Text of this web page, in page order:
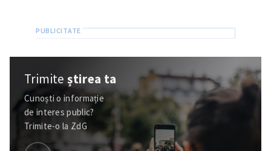
Trimiteștirea ta
Cunoști o informație
de interes public?
Trimite-o la ZdG